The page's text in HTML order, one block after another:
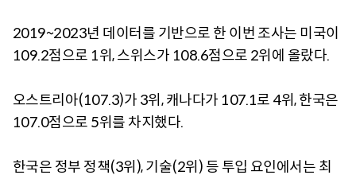
2019~2023년 데이터를 기반으로 한 이번 조사는 미국이
109.2점으로 1위, 스위스가 108.6점으로 2위에 올랐다.
오스트리아(107.3)가 3위, 캐나다가 107.1로 4위, 한국은
107.0점으로 5위를 차지했다.
한국은 정부 정책(3위), 기술(2위) 등 투입 요인에서는 최